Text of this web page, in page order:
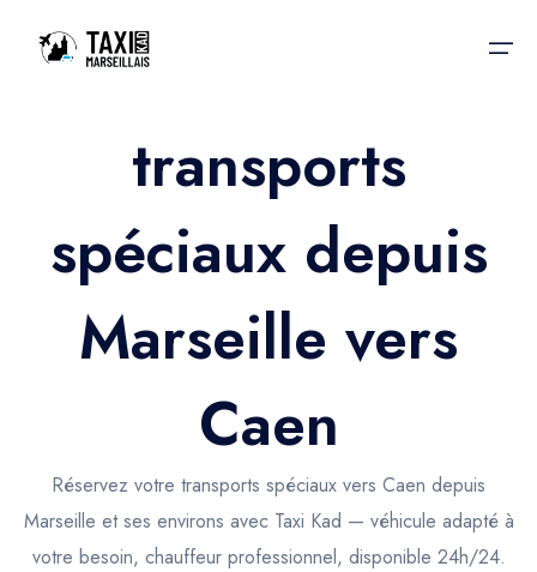
Nos services
Nos services
Trajet Gare SNCF
Trajet Port croisière
Trajet Santé
Trajet Longue Distance
Taxis aéroport
Réservation
Actualités & évènements
Contactez-nous
transports
spéciaux depuis
Marseille vers
Caen
Réservez votre transports spéciaux vers Caen depuis
Marseille et ses environs avec Taxi Kad — véhicule adapté à
votre besoin, chauffeur professionnel, disponible 24h/24.